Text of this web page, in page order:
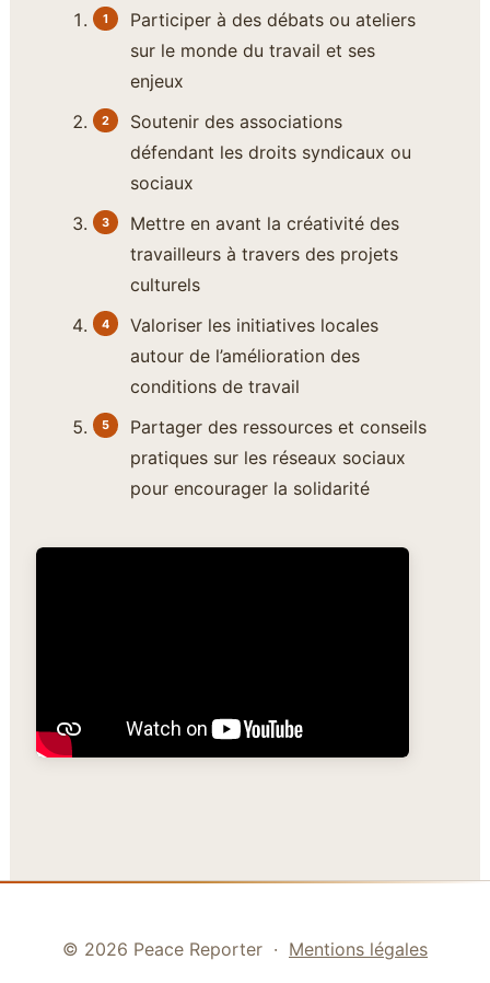
Participer à des débats ou ateliers
sur le monde du travail et ses
enjeux
Soutenir des associations
défendant les droits syndicaux ou
sociaux
Mettre en avant la créativité des
travailleurs à travers des projets
culturels
Valoriser les initiatives locales
autour de l’amélioration des
conditions de travail
Partager des ressources et conseils
pratiques sur les réseaux sociaux
pour encourager la solidarité
© 2026 Peace Reporter · Mentions légales